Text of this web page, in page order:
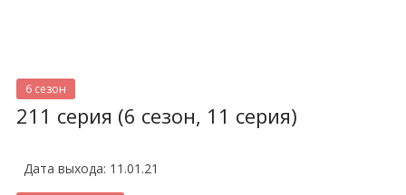
6 сезон
211 серия (6 сезон, 11 серия)
Дата выхода: 11.01.21